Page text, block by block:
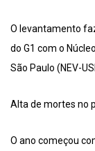
O levantamento
do G1 com o
São Paulo (NEV-
Alta de mortes no
O ano começou